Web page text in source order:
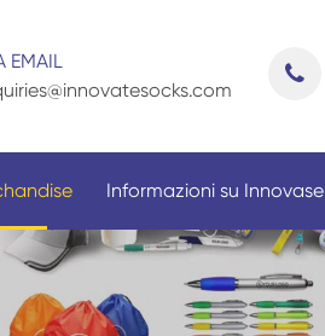
EMAIL
Per applicazione
Informazioni su Innovase